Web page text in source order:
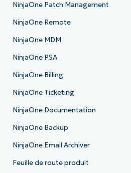
NinjaOne Patch Management
NinjaOne Remote
NinjaOne MDM
NinjaOne PSA
NinjaOne Billing
NinjaOne Ticketing
NinjaOne Documentation
NinjaOne Backup
NinjaOne Email Archiver
Feuille de route produit